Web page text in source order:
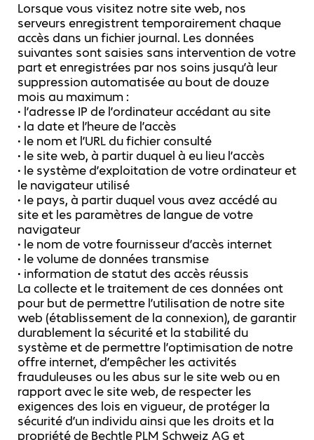
Lorsque vous visitez notre site web, nos
serveurs enregistrent temporairement chaque
accès dans un fichier journal. Les données
suivantes sont saisies sans intervention de votre
part et enregistrées par nos soins jusqu’à leur
suppression automatisée au bout de douze
mois au maximum :
• l’adresse IP de l’ordinateur accédant au site
• la date et l’heure de l’accès
• le nom et l’URL du fichier consulté
• le site web, à partir duquel à eu lieu l’accès
• le système d’exploitation de votre ordinateur et
le navigateur utilisé
• le pays, à partir duquel vous avez accédé au
site et les paramètres de langue de votre
navigateur
• le nom de votre fournisseur d’accès internet
• le volume de données transmise
• information de statut des accès réussis
La collecte et le traitement de ces données ont
pour but de permettre l’utilisation de notre site
web (établissement de la connexion), de garantir
durablement la sécurité et la stabilité du
système et de permettre l’optimisation de notre
offre internet, d’empêcher les activités
frauduleuses ou les abus sur le site web ou en
rapport avec le site web, de respecter les
exigences des lois en vigueur, de protéger la
sécurité d’un individu ainsi que les droits et la
propriété de Bechtle PLM Schweiz AG et